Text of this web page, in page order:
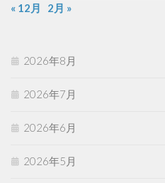
« 12月
2月 »
2026年8月
2026年7月
2026年6月
2026年5月